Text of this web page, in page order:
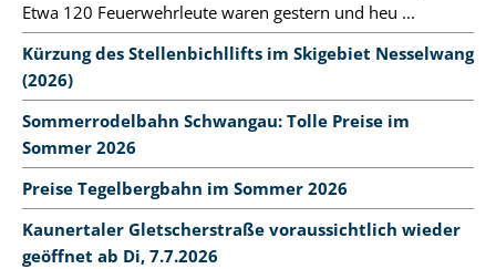
Etwa 120 Feuerwehrleute waren gestern und heu ...
Kürzung des Stellenbichllifts im Skigebiet Nesselwang
(2026)
Sommerrodelbahn Schwangau: Tolle Preise im
Sommer 2026
Preise Tegelbergbahn im Sommer 2026
Kaunertaler Gletscherstraße voraussichtlich wieder
geöffnet ab Di, 7.7.2026